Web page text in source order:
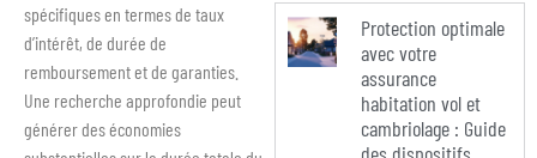
spécifiques en termes de taux
d’intérêt, de durée de
remboursement et de garanties.
Une recherche approfondie peut
générer des économies
Protection optimale
avec votre
assurance
habitation vol et
cambriolage : Guide